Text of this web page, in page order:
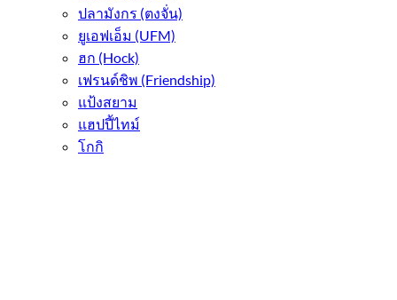
ปลามังกร (ตงจั่น)
ยูเอฟเอ็ม (UFM)
ฮก (Hock)
เฟรนด์ชิพ (Friendship)
แป้งสยาม
แฮปปี้ไทม์
โกกิ